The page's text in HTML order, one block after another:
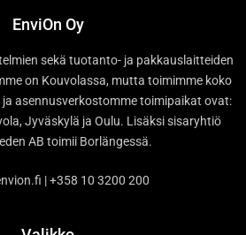
EnviOn Oy
sekä tuotanto- ja pakkauslaitteiden
on Kouvolassa, mutta toimimme koko
ja asennusverkostomme toimipaikat ovat:
Jyväskylä ja Oulu. Lisäksi sisaryhtiö
AB toimii Borlängessä.
| +358 10 3200 200